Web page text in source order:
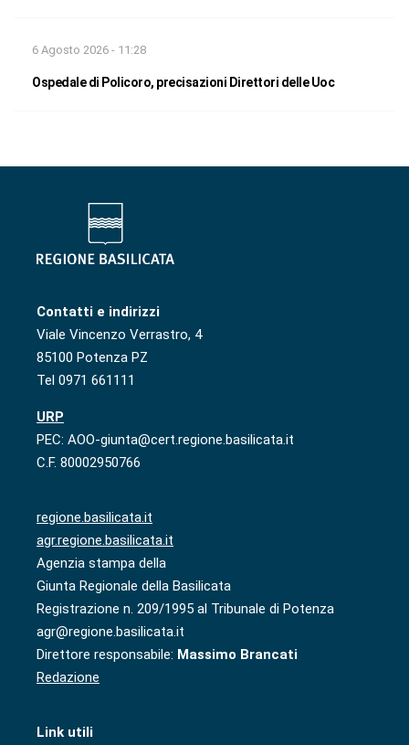
6 Agosto 2026 - 11:28
Ospedale di Policoro, precisazioni Direttori delle Uoc
Contatti e indirizzi
Viale Vincenzo Verrastro, 4
85100 Potenza PZ
Tel 0971 661111
URP
PEC: AOO-giunta@cert.regione.basilicata.it
C.F. 80002950766
regione.basilicata.it
agr.regione.basilicata.it
Agenzia stampa della
Giunta Regionale della Basilicata
Registrazione n. 209/1995 al Tribunale di Potenza
agr@regione.basilicata.it
Direttore responsabile: Massimo Brancati
Redazione
Link utili